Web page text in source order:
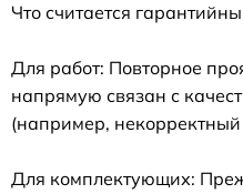
Что считается
Для работ: Повторное
напрямую связан с
(например,
Для комплектующих: